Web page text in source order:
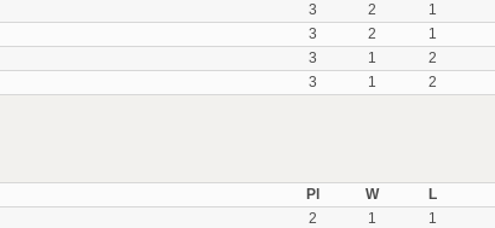
3 2 1
3 2 1
3 1 2
3 1 2
Pl
W L
2 1 1